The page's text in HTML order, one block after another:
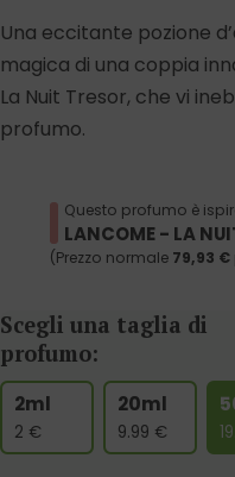
Una eccitante pozione
magica di una coppia
La Nuit Tresor, che vi
profumo.
Questo profumo è
LANCOME - LA
(Prezzo normale 79,93 €
Scegli una taglia di
profumo:
2ml
2 €
20ml
9.99 €